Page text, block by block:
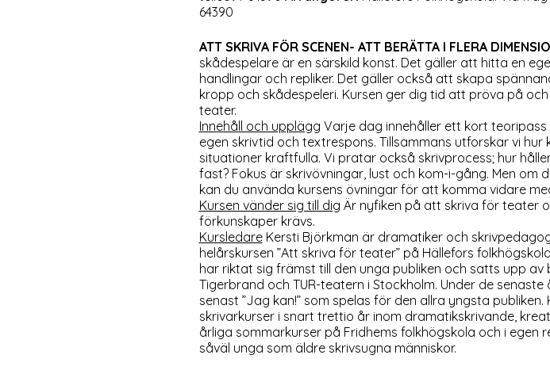
64390
ATT SKRIVA FÖR SCENEN- ATT BERÄTTA I FLERA
skådespelare är en särskild konst. Det gäller att hitta en
handlingar och repliker. Det gäller också att skapa
kropp och skådespeleri. Kursen ger dig tid att pröva på
teater.
Innehåll och upplägg Varje dag innehåller ett kort
egen skrivtid och textrespons. Tillsammans utforskar vi
situationer kraftfulla. Vi pratar också skrivprocess; hur
fast? Fokus är skrivövningar, lust och kom-i-gång. Men
kan du använda kursens övningar för att komma vidare
Kursen vänder sig till dig Är nyfiken på att skriva för teater
förkunskaper krävs.
KursledareKersti Björkman är dramatiker och
helårskursen ”Att skriva för teater” på Hällefors
har riktat sig främst till den unga publiken och satts upp av
Tigerbrand och TUR-teatern i Stockholm. Under de
senast ”Jag kan!” som spelas för den allra yngsta
skrivarkurser i snart trettio år inom dramatikskrivande,
årliga sommarkurser på Fridhems folkhögskola och i egen
såväl unga som äldre skrivsugna människor.